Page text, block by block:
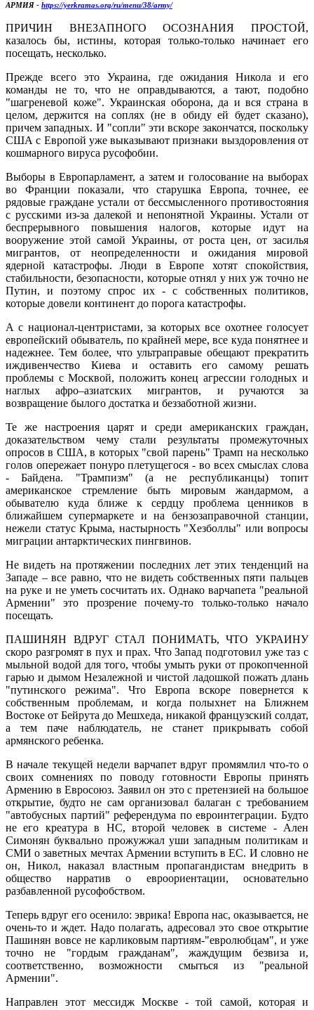
АРМИЯ - https://yerkramas.org/ru/menu/38/army/
ПРИЧИН ВНЕЗАПНОГО ОСОЗНАНИЯ ПРОСТОЙ,
казалось бы, истины, которая только-только начинает его
посещать, несколько.
Прежде всего это Украина, где ожидания Никола и его
команды не то, что не оправдываются, а тают, подобно
"шагреневой коже". Украинская оборона, да и вся страна в
целом, держится на соплях (не в обиду ей будет сказано),
причем западных. И "сопли" эти вскоре закончатся, поскольку
США с Европой уже выказывают признаки выздоровления от
кошмарного вируса русофобии.
Выборы в Европарламент, а затем и голосование на выборах
во Франции показали, что старушка Европа, точнее, ее
рядовые граждане устали от бессмысленного противостояния
с русскими из-за далекой и непонятной Украины. Устали от
беспрерывного повышения налогов, которые идут на
вооружение этой самой Украины, от роста цен, от засилья
мигрантов, от неопределенности и ожидания мировой
ядерной катастрофы. Люди в Европе хотят спокойствия,
стабильности, безопасности, которые отнял у них уж точно не
Путин, и поэтому спрос их - с собственных политиков,
которые довели континент до порога катастрофы.
А с национал-центристами, за которых все охотнее голосует
европейский обыватель, по крайней мере, все куда понятнее и
надежнее. Тем более, что ультраправые обещают прекратить
иждивенчество Киева и оставить его самому решать
проблемы с Москвой, положить конец агрессии голодных и
наглых афро–азиатских мигрантов, и ручаются за
возвращение былого достатка и беззаботной жизни.
Те же настроения царят и среди американских граждан,
доказательством чему стали результаты промежуточных
опросов в США, в которых "свой парень" Трамп на несколько
голов опережает понуро плетущегося - во всех смыслах слова
- Байдена. "Трампизм" (а не республиканцы) топит
американское стремление быть мировым жандармом, а
обывателю куда ближе к сердцу проблема ценников в
ближайшем супермаркете и на бензозаправочной станции,
нежели статус Крыма, настырность "Хезболлы" или вопросы
миграции антарктических пингвинов.
Не видеть на протяжении последних лет этих тенденций на
Западе – все равно, что не видеть собственных пяти пальцев
на руке и не уметь сосчитать их. Однако варчапета "реальной
Армении" это прозрение почему-то только-только начало
посещать.
ПАШИНЯН ВДРУГ СТАЛ ПОНИМАТЬ, ЧТО УКРАИНУ
скоро разгромят в пух и прах. Что Запад подготовил уже таз с
мыльной водой для того, чтобы умыть руки от прокопченной
гарью и дымом Незалежной и чистой ладошкой пожать длань
"путинского режима". Что Европа вскоре повернется к
собственным проблемам, и когда полыхнет на Ближнем
Востоке от Бейрута до Мешхеда, никакой французский солдат,
а тем паче наблюдатель, не станет прикрывать собой
армянского ребенка.
В начале текущей недели варчапет вдруг промямлил что-то о
своих сомнениях по поводу готовности Европы принять
Армению в Евросоюз. Заявил он это с претензией на большое
открытие, будто не сам организовал балаган с требованием
"автобусных партий" референдума по евроинтеграции. Будто
не его креатура в НС, второй человек в системе - Ален
Симонян буквально прожужжал уши западным политикам и
СМИ о заветных мечтах Армении вступить в ЕС. И словно не
он, Никол, наказал властным пропагандистам внедрить в
общество нарратив о евроориентации, основательно
разбавленной русофобством.
Теперь вдруг его осенило: эврика! Европа нас, оказывается, не
очень-то и ждет. Надо полагать, адресовал это свое открытие
Пашинян вовсе не карликовым партиям-"евролюбцам", и уже
точно не "гордым гражданам", жаждущим безвиза и,
соответственно, возможности смыться из "реальной
Армении".
Направлен этот мессидж Москве - той самой, которая и